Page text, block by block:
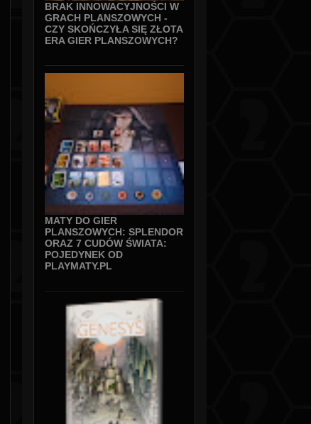
BRAK INNOWACYJNOŚCI W
GRACH PLANSZOWYCH -
CZY SKOŃCZYŁA SIĘ ZŁOTA
ERA GIER PLANSZOWYCH?
MATY DO GIER
PLANSZOWYCH: SPLENDOR
ORAZ 7 CUDÓW ŚWIATA:
POJEDYNEK OD
PLAYMATY.PL